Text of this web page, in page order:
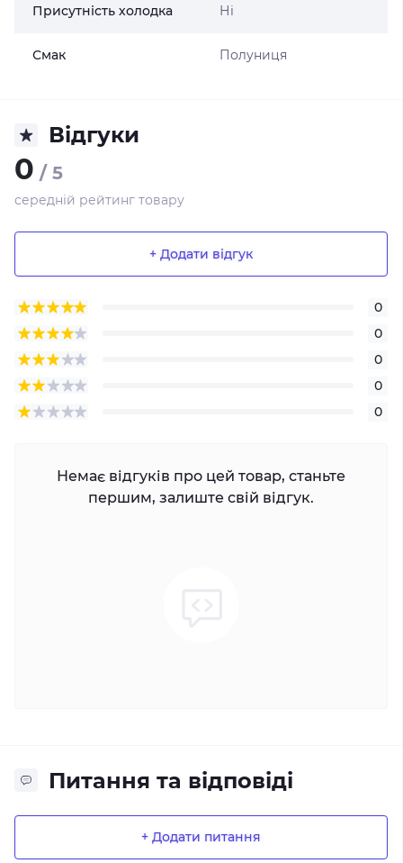
Присутність холодка Ні
Смак Полуниця
Відгуки
0 / 5
середній рейтинг товару
+ Додати відгук
0
0
0
0
0
Немає відгуків про цей товар, станьте
першим, залиште свій відгук.
Питання та відповіді
+ Додати питання